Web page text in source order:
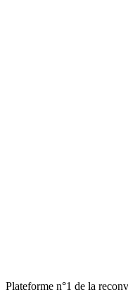
Plateforme n°1 de la